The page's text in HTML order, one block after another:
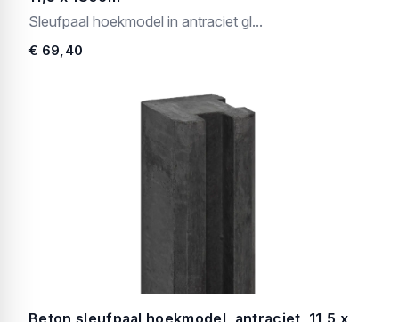
Sleufpaal hoekmodel in antraciet gl...
€ 69,40
Beton sleufpaal hoekmodel, antraciet, 11,5 x